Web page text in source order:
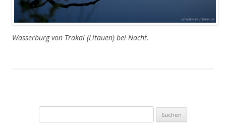
Wasserburg von Trakai (Litauen) bei Nacht.